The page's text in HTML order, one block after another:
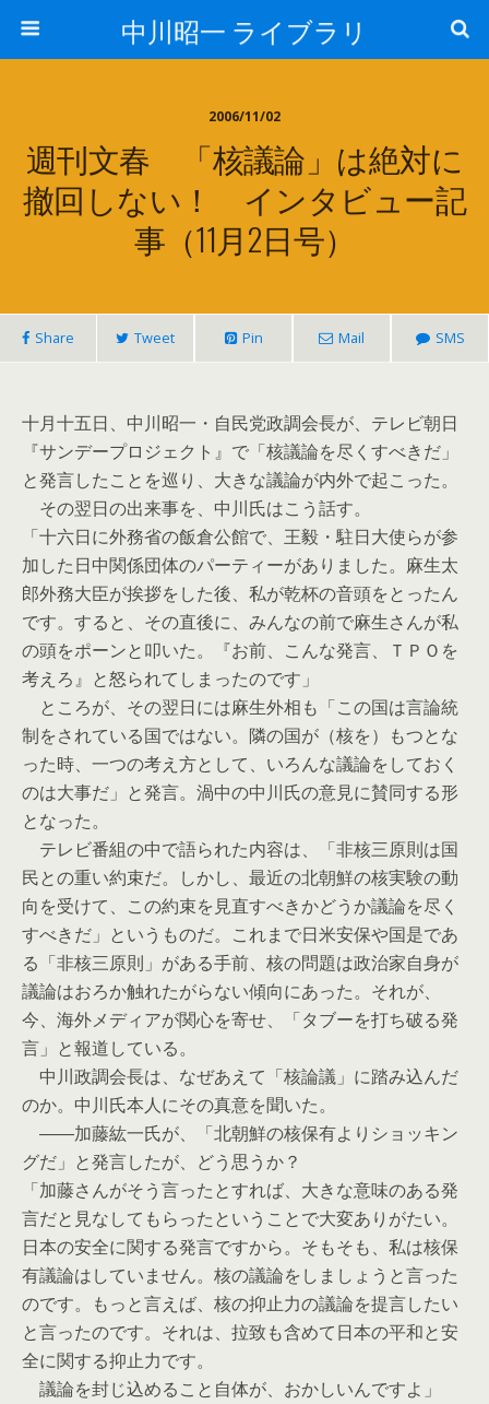
中川昭一 ライブラリ
2006/11/02
週刊文春 「核議論」は絶対に
撤回しない！ インタビュー記
事（11月2日号）
Share Tweet Pin Mail SMS
十月十五日、中川昭一・自民党政調会長が、テレビ朝日
『サンデープロジェクト』で「核議論を尽くすべきだ」
と発言したことを巡り、大きな議論が内外で起こった。
その翌日の出来事を、中川氏はこう話す。
「十六日に外務省の飯倉公館で、王毅・駐日大使らが参
加した日中関係団体のパーティーがありました。麻生太
郎外務大臣が挨拶をした後、私が乾杯の音頭をとったん
です。すると、その直後に、みんなの前で麻生さんが私
の頭をポーンと叩いた。『お前、こんな発言、ＴＰＯを
考えろ』と怒られてしまったのです」
ところが、その翌日には麻生外相も「この国は言論統
制をされている国ではない。隣の国が（核を）もつとな
った時、一つの考え方として、いろんな議論をしておく
のは大事だ」と発言。渦中の中川氏の意見に賛同する形
となった。
テレビ番組の中で語られた内容は、「非核三原則は国
民との重い約束だ。しかし、最近の北朝鮮の核実験の動
向を受けて、この約束を見直すべきかどうか議論を尽く
すべきだ」というものだ。これまで日米安保や国是であ
る「非核三原則」がある手前、核の問題は政治家自身が
議論はおろか触れたがらない傾向にあった。それが、
今、海外メディアが関心を寄せ、「タブーを打ち破る発
言」と報道している。
中川政調会長は、なぜあえて「核論議」に踏み込んだ
のか。中川氏本人にその真意を聞いた。
――加藤紘一氏が、「北朝鮮の核保有よりショッキン
グだ」と発言したが、どう思うか？
「加藤さんがそう言ったとすれば、大きな意味のある発
言だと見なしてもらったということで大変ありがたい。
日本の安全に関する発言ですから。そもそも、私は核保
有議論はしていません。核の議論をしましょうと言った
のです。もっと言えば、核の抑止力の議論を提言したい
と言ったのです。それは、拉致も含めて日本の平和と安
全に関する抑止力です。
議論を封じ込めること自体が、おかしいんですよ」